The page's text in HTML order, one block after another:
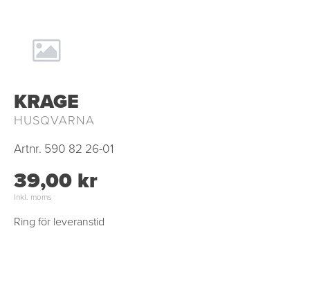
KRAGE
HUSQVARNA
Artnr. 590 82 26-01
39,00 kr
Inkl. moms
Ring för leveranstid